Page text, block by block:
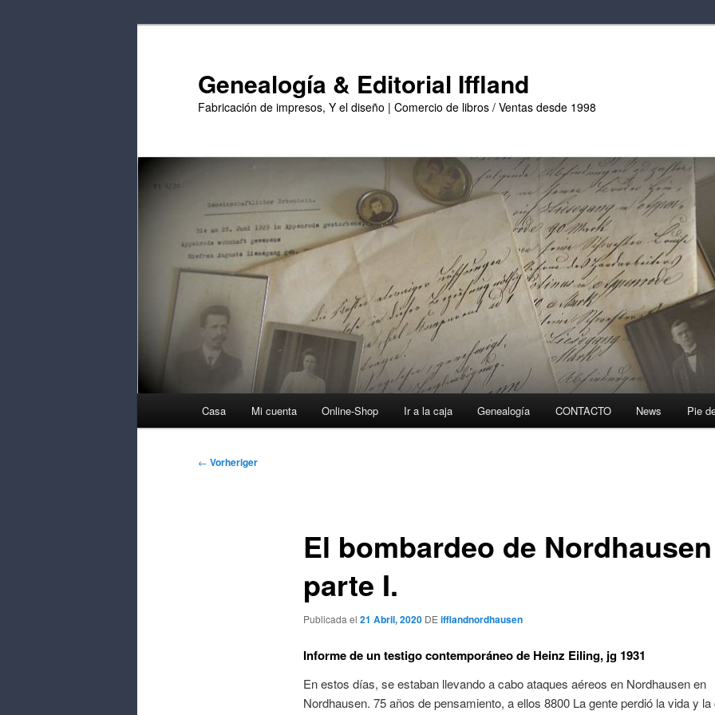
Genealogía & Editorial Iffland
Fabricación de impresos, Y el diseño | Comercio de libros / Ventas desde 1998
Casa Mi cuenta Online-Shop Ir a la caja Genealogía CONTACTO News Pie
Navegación
← Vorheriger
El bombardeo de Nordhausen
parte I.
Publicada el 21 Abril, 2020 DE ifflandnordhausen
Informe de un testigo contemporáneo de Heinz Eiling, jg 1931
En estos días, se estaban llevando a cabo ataques aéreos en Nordhausen en
Nordhausen. 75 años de pensamiento, a ellos 8800 La gente perdió la vida y la